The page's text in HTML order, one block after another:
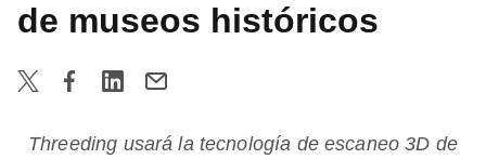
de museos históricos
Threeding usará la tecnología de escaneo 3D de